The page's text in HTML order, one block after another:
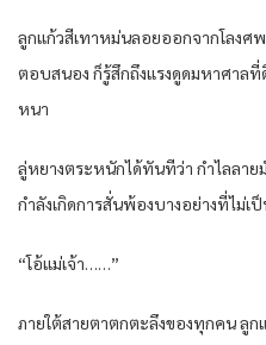
ลูกแก้วสีเทาหม่นลอยออกจากโลงศ
ตอบสนอง ก็รู้สึกถึงแรงดูดมหาศาล
หนา
ลู่หยางตระหนักได้ทันทีว่า กำไลลา
กำลังเกิดการสั่นพ้องบางอย่างที่ไม่
“โอ้แม่เจ้า……”
ภายใต้สายตาตกตะลึงของทุกคน ลู